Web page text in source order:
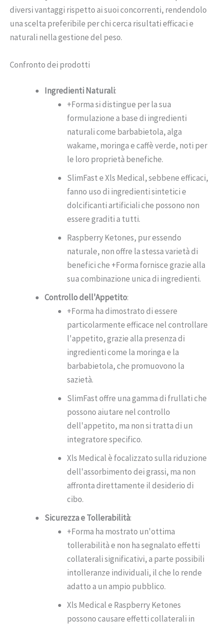
diversi vantaggi rispetto ai suoi concorrenti, rendendolo
una scelta preferibile per chi cerca risultati efficaci e
naturali nella gestione del peso.
Confronto dei prodotti
Ingredienti Naturali:
+Forma si distingue per la sua
formulazione a base di ingredienti
naturali come barbabietola, alga
wakame, moringa e caffè verde, noti per
le loro proprietà benefiche.
SlimFast e Xls Medical, sebbene efficaci,
fanno uso di ingredienti sintetici e
dolcificanti artificiali che possono non
essere graditi a tutti.
Raspberry Ketones, pur essendo
naturale, non offre la stessa varietà di
benefici che +Forma fornisce grazie alla
sua combinazione unica di ingredienti.
Controllo dell'Appetito:
+Forma ha dimostrato di essere
particolarmente efficace nel controllare
l'appetito, grazie alla presenza di
ingredienti come la moringa e la
barbabietola, che promuovono la
sazietà.
SlimFast offre una gamma di frullati che
possono aiutare nel controllo
dell'appetito, ma non si tratta di un
integratore specifico.
Xls Medical è focalizzato sulla riduzione
dell'assorbimento dei grassi, ma non
affronta direttamente il desiderio di
cibo.
Sicurezza e Tollerabilità:
+Forma ha mostrato un'ottima
tollerabilità e non ha segnalato effetti
collaterali significativi, a parte possibili
intolleranze individuali, il che lo rende
adatto a un ampio pubblico.
Xls Medical e Raspberry Ketones
possono causare effetti collaterali in